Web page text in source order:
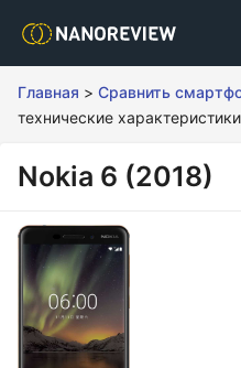
Главная > Сравнить
технические
Nokia 6 (2018)